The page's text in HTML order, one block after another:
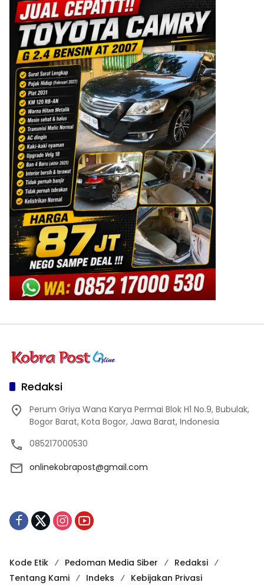
Redaksi
Perum Griya Wana Karya Permai Blok H1 No.9, Bubulak,
Bogor Barat, Kota Bogor, Jawa Barat, Indonesia
085217000530
onlinekobrapost@gmail.com
Kode Etik Pedoman Media Siber
Redaksi
Tentang Kami
Indeks Kebijakan Privasi